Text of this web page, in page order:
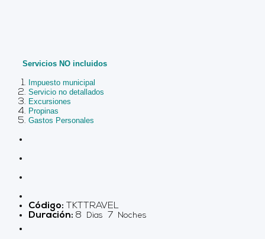
Servicios NO incluidos
Impuesto municipal
Servicio no detallados
Excursiones
Propinas
Gastos Personales
Código: TKTTRAVEL
Duración: 8 Dias 7 Noches